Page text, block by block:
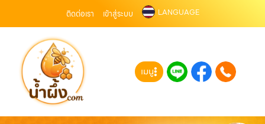
ติดต่อเรา เข้าสู่ระบบ LANGUAGE
เมนู